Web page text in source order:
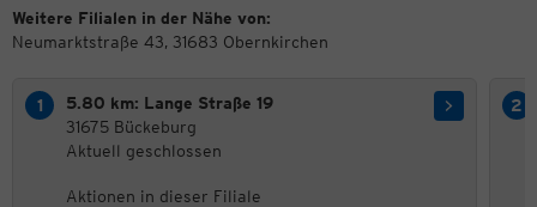
Weitere Filialen in der Nähe von:
Neumarktstraße 43, 31683 Obernkirchen
5.80 km: Lange Straße 19
31675 Bückeburg
Aktuell geschlossen
Aktionen in dieser Filiale